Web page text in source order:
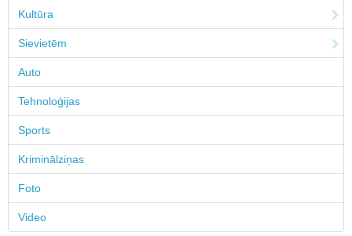
Kultūra
Sievietēm
Auto
Tehnoloģijas
Sports
Kriminālziņas
Foto
Video